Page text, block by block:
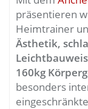
präsentieren
Heimtrainer
Ästhetik,
160kg
besonders